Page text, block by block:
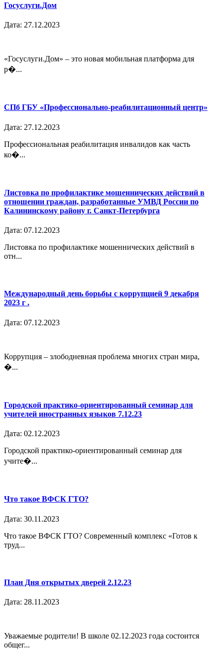
Госуслуги.Дом
Дата: 27.12.2023
«Госуслуги.Дом» – это новая мобильная платформа для
р�...
СПб ГБУ «Профессионально-реабилитационный центр»
Дата: 27.12.2023
Профессиональная реабилитация инвалидов как часть
ко�...
Листовка по профилактике мошеннических действий в
отношении граждан, разработанные УМВД России по
Калининскому району г. Санкт-Петербурга
Дата: 07.12.2023
Листовка по профилактике мошеннических действий в
отн...
Международный день борьбы с коррупцией 9 декабря
2023 г .
Дата: 07.12.2023
Коррупция – злободневная проблема многих стран мира,
�...
Городской практико-ориентированный семинар для
учителей иностранных языков 7.12.23
Дата: 02.12.2023
Городской практико-ориентированный семинар для
учите�...
Что такое ВФСК ГТО?
Дата: 30.11.2023
Что такое ВФСК ГТО? Современный комплекс «Готов к
труд...
План Дня открытых дверей 2.12.23
Дата: 28.11.2023
Уважаемые родители! В школе 02.12.2023 года состоится
общег...